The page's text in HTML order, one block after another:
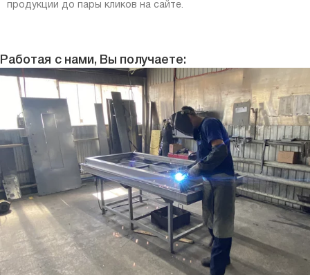
продукции до пары кликов на сайте.
Работая с нами, Вы получаете: